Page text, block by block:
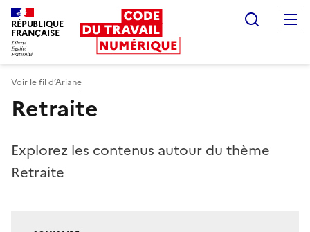
RÉPUBLIQUE
FRANÇAISE
Voir le fil d’Ariane
Retraite
Explorez les contenus autour du thème
Retraite